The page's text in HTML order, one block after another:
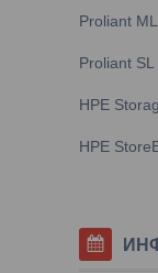
Proliant
Proliant
HPE
HPE